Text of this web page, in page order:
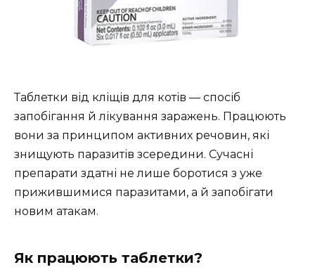
Таблетки від кліщів для котів — спосіб
запобігання й лікування заражень. Працюють
вони за принципом активних речовин, які
знищують паразитів зсередини. Сучасні
препарати здатні не лише боротися з уже
прижившимися паразитами, а й запобігати
новим атакам.
Як працюють таблетки?